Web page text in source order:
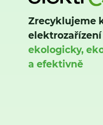
Zrecyklujeme
elektrozařízení
ekologicky,
a efektivně